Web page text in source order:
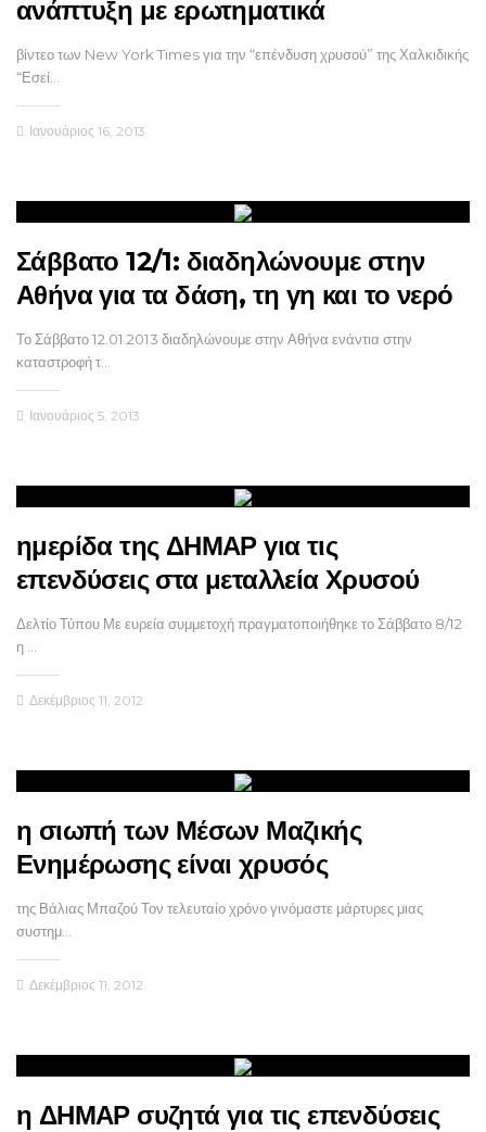
ανάπτυξη με ερωτηματικά
βίντεο των New York Times για την “επένδυση χρυσού” της Χαλκιδικής
“Εσεί…
Ιανουάριος 16, 2013
Σάββατο 12/1: διαδηλώνουμε στην
Αθήνα για τα δάση, τη γη και το νερό
Το Σάββατο 12.01.2013 διαδηλώνουμε στην Αθήνα ενάντια στην
καταστροφή τ…
Ιανουάριος 5, 2013
ημερίδα της ΔΗΜΑΡ για τις
επενδύσεις στα μεταλλεία Χρυσού
Δελτίο Τύπου Με ευρεία συμμετοχή πραγματοποιήθηκε το Σάββατο 8/12
η …
Δεκέμβριος 11, 2012
η σιωπή των Μέσων Μαζικής
Ενημέρωσης είναι χρυσός
της Βάλιας Μπαζού Τον τελευταίο χρόνο γινόμαστε μάρτυρες μιας
συστημ…
Δεκέμβριος 11, 2012
η ΔΗΜΑΡ συζητά για τις επενδύσεις